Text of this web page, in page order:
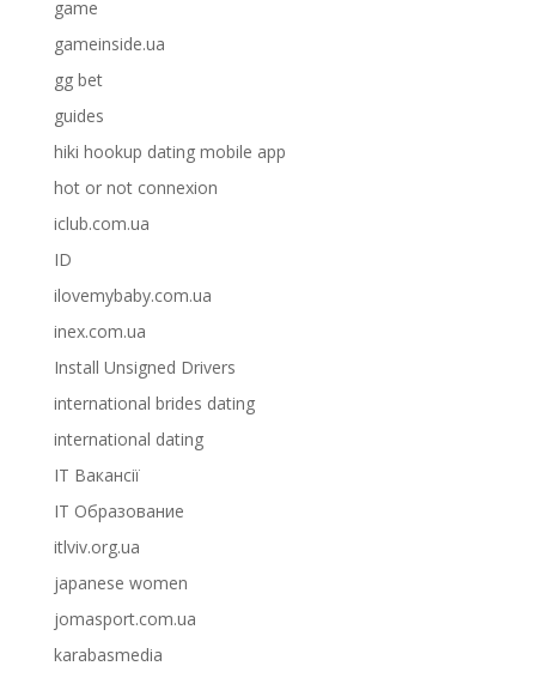
game
gameinside.ua
gg bet
guides
hiki hookup dating mobile app
hot or not connexion
iclub.com.ua
ID
ilovemybaby.com.ua
inex.com.ua
Install Unsigned Drivers
international brides dating
international dating
IT Вакансії
IT Образование
itlviv.org.ua
japanese women
jomasport.com.ua
karabasmedia